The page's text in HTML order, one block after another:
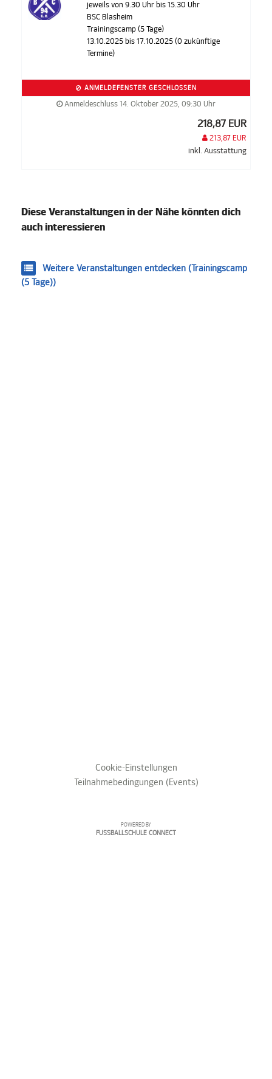
jeweils von 9.30 Uhr bis 15.30 Uhr
BSC Blasheim
Trainingscamp (5 Tage)
13.10.2025 bis 17.10.2025 (0 zukünftige
Termine)
ANMELDEFENSTER GESCHLOSSEN
Anmeldeschluss 14. Oktober 2025, 09:30 Uhr
218,87 EUR
213,87 EUR
inkl. Ausstattung
Diese Veranstaltungen in der Nähe könnten dich
auch interessieren
Weitere Veranstaltungen entdecken (Trainingscamp
(5 Tage))
Cookie-Einstellungen
Teilnahmebedingungen (Events)
POWERED BY
FUSSBALLSCHULE CONNECT